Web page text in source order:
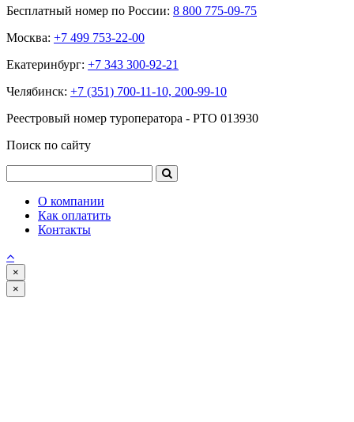
Бесплатный номер по России: 8 800 775-09-75
Москва: +7 499 753-22-00
Екатеринбург: +7 343 300-92-21
Челябинск: +7 (351) 700-11-10, 200-99-10
Реестровый номер туроператора - РТО 013930
Поиск по сайту
О компании
Как оплатить
Контакты
×
×